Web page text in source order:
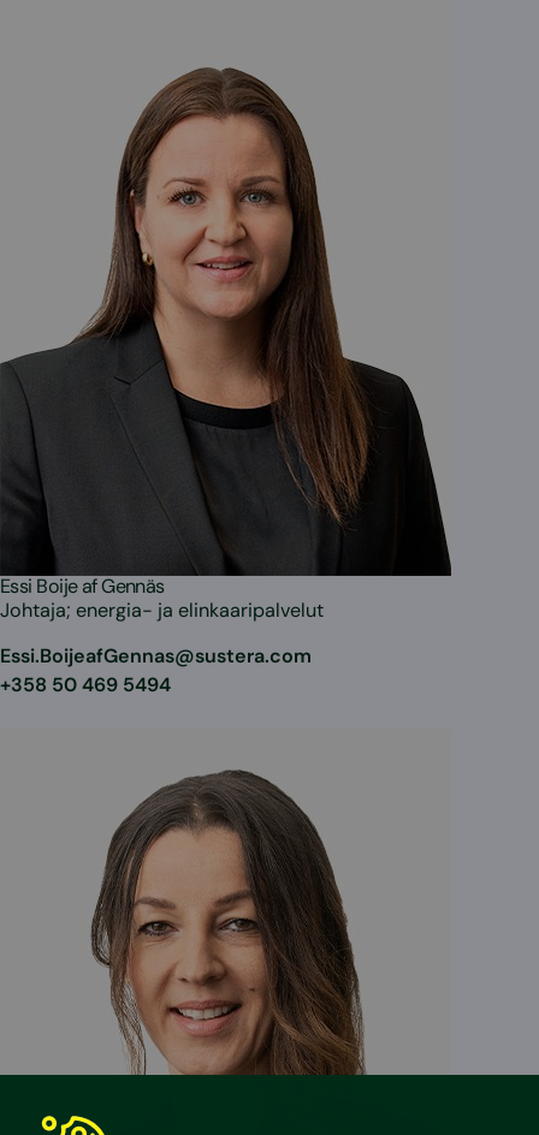
Essi Boije af Gennäs
Johtaja; energia- ja elinkaaripalvelut
Essi.BoijeafGennas@sustera.com
+358 50 469 5494